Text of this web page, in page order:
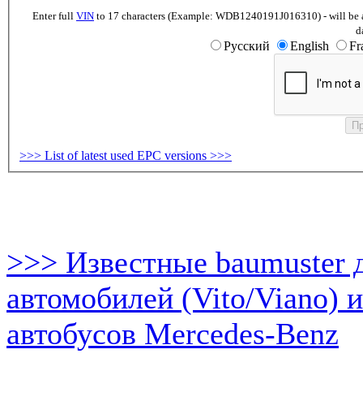
Enter full VIN to 17 characters (Example: WDB1240191J016310) - will
Русский English
>>> List of latest used EPC versions >>>
>>> Известные baumuster
автомобилей (Vito/Viano)
автобусов Mercedes-Benz